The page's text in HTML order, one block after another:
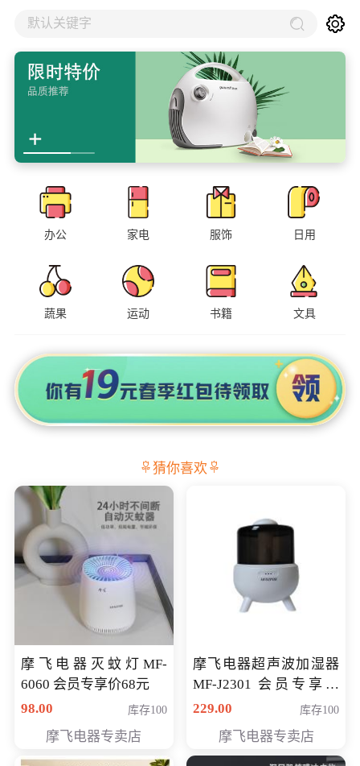
默认关键字
办公 家电 服饰 日用
蔬果 运动 书籍 文具
猜你喜欢
摩飞电器灭蚊灯MF-
6060 会员专享价68元
98.00
库存100
摩飞电器专卖店
摩飞电器超声波加湿器
MF-J2301 会员专享价
168元
229.00 库存100
摩飞电器专卖店